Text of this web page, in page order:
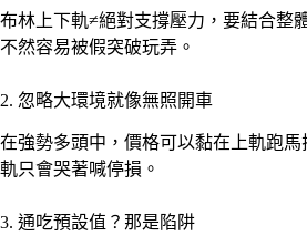
布林上下軌≠絕對支撐壓力，要結合整
不然容易被假突破玩弄。
2. 忽略大環境就像無照開車
在強勢多頭中，價格可以黏在上軌跑馬
軌只會哭著喊停損。
3. 通吃預設值？那是陷阱